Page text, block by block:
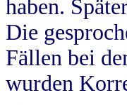
haben.
Die
Fällen bei
wurden